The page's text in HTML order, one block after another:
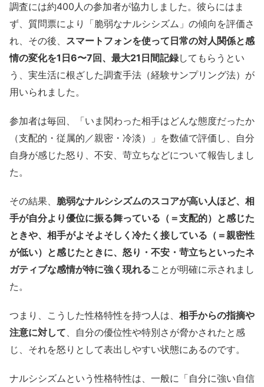
調査には約400人の参加者が協力しました。彼らにはま
ず、質問票により「脆弱なナルシシズム」の傾向を評価さ
れ、その後、 スマートフォンを使って日常の対人関係と感
情の変化を1日6〜7回、最大21日間記録してもらうとい
う、実生活に根ざした調査手法（経験サンプリング法）が
用いられました。
参加者は毎回、「いま関わった相手はどんな態度だったか
（支配的・従属的／親密・冷淡）」を数値で評価し、自分
自身が感じた怒り、不安、苛立ちなどについて報告しまし
た。
その結果、 脆弱なナルシシズムのスコアが高い人ほど、相
手が自分より優位に振る舞っている（＝支配的）と感じた
ときや、相手がよそよそしく冷たく接している（＝親密性
が低い）と感じたときに、怒り・不安・苛立ちといったネ
ガティブな感情が特に強く現れることが明確に示されまし
た。
つまり、こうした性格特性を持つ人は、 相手からの指摘や
注意に対して、自分の優位性や特別さが脅かされたと感
じ、それを怒りとして表出しやすい状態にあるのです。
ナルシシズムという性格特性は、一般に「自分に強い自信